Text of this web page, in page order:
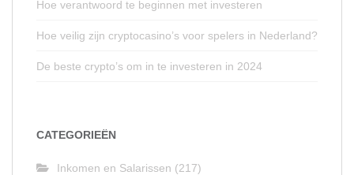
Hoe verantwoord te beginnen met investeren
Hoe veilig zijn cryptocasino’s voor spelers in Nederland?
De beste crypto’s om in te investeren in 2024
CATEGORIEËN
Inkomen en Salarissen (217)